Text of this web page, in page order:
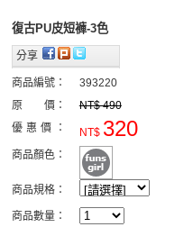
復古PU皮短褲-3色
分享
商品編號：
393220
原 價：
NT$ 490
優惠價：
NT$ 320
商品顏色：
商品規格：
商品數量：